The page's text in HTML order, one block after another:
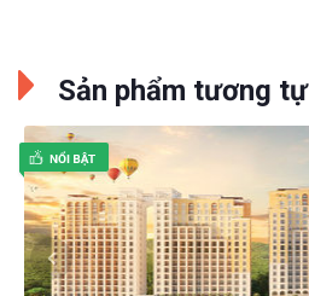
Sản phẩm tương tự